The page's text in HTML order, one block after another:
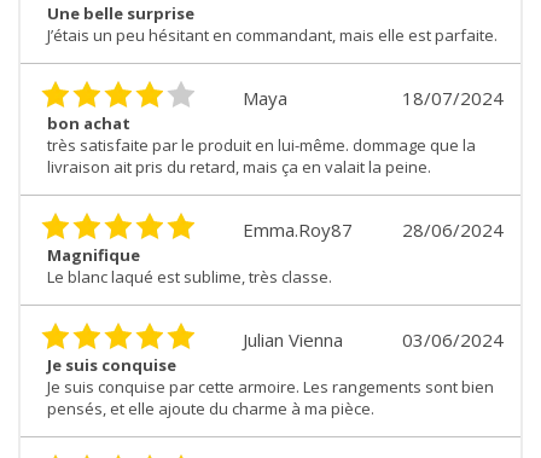
Une belle surprise
J’étais un peu hésitant en commandant, mais elle est parfaite.
18/07/2024
Maya
bon achat
très satisfaite par le produit en lui-même. dommage que la
livraison ait pris du retard, mais ça en valait la peine.
28/06/2024
Emma.Roy87
Magnifique
Le blanc laqué est sublime, très classe.
03/06/2024
Julian Vienna
Je suis conquise
Je suis conquise par cette armoire. Les rangements sont bien
pensés, et elle ajoute du charme à ma pièce.